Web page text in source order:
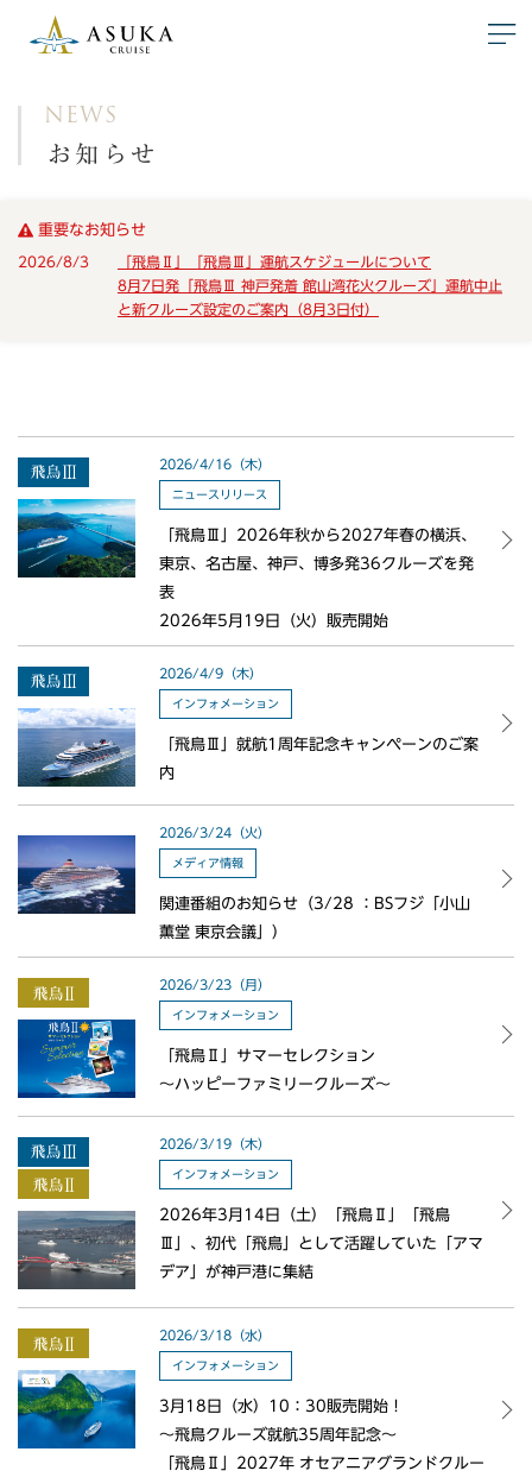
NEWS
お知らせ
重要なお知らせ
2026/8/3 「飛鳥Ⅱ」「飛鳥Ⅲ」運航スケジュールについて
8月7日発「飛鳥Ⅲ 神戸発着 館山湾花火クルーズ」運航中止
と新クルーズ設定のご案内（8月3日付）
2026/4/16（木）
ニュースリリース
「飛鳥Ⅲ」2026年秋から2027年春の横浜、
東京、名古屋、神戸、博多発36クルーズを発
表
2026年5月19日（火）販売開始
2026/4/9（木）
インフォメーション
「飛鳥Ⅲ」就航1周年記念キャンペーンのご案
内
2026/3/24（火）
メディア情報
関連番組のお知らせ（3/28 ：BSフジ「小山
薫堂 東京会議」）
2026/3/23（月）
インフォメーション
「飛鳥Ⅱ」サマーセレクション
～ハッピーファミリークルーズ～
2026/3/19（木）
インフォメーション
2026年3月14日（土）「飛鳥Ⅱ」「飛鳥
Ⅲ」、初代「飛鳥」として活躍していた「アマ
デア」が神戸港に集結
2026/3/18（水）
インフォメーション
3月18日（水）10：30販売開始！
～飛鳥クルーズ就航35周年記念～
「飛鳥Ⅱ」2027年 オセアニアグランドクルー